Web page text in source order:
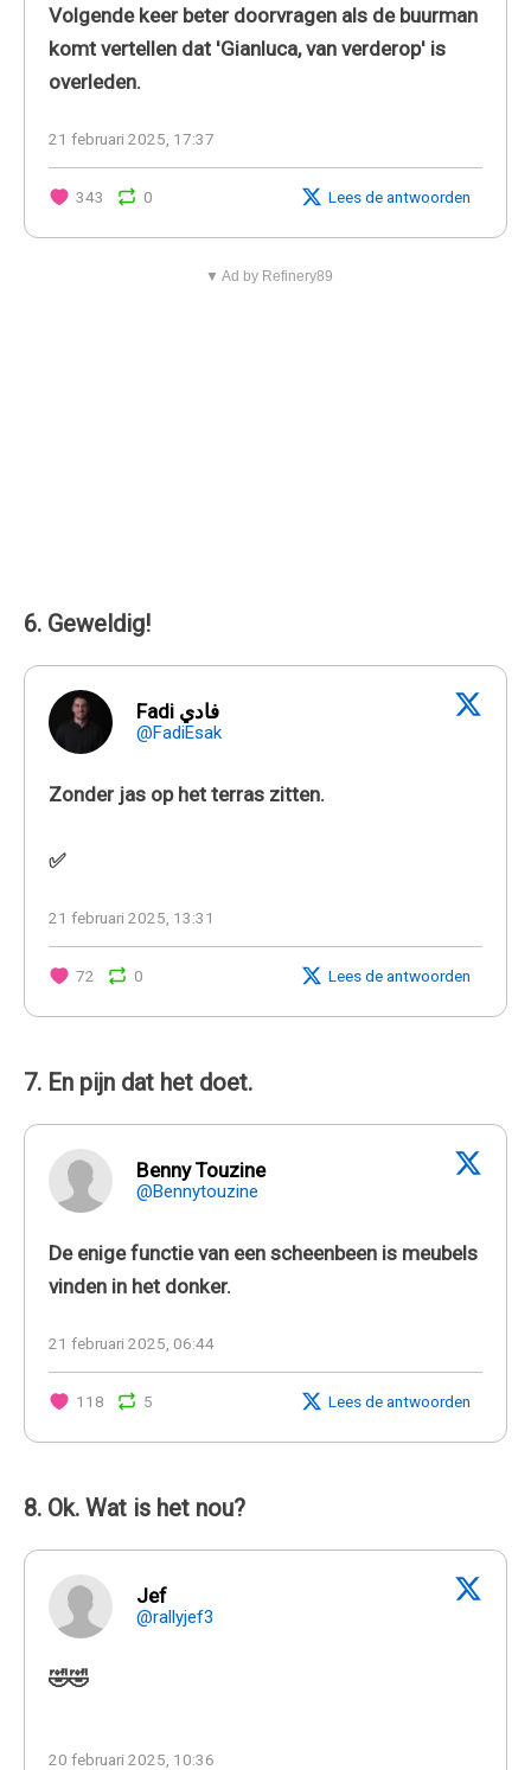
Volgende keer beter doorvragen als de buurman
komt vertellen dat 'Gianluca, van verderop' is
overleden.
21 februari 2025, 17:37
343 0 Lees de antwoorden
▼ Ad by Refinery89
6. Geweldig!
Fadi فادي
@FadiEsak
Zonder jas op het terras zitten.
✅
21 februari 2025, 13:31
72 0 Lees de antwoorden
7. En pijn dat het doet.
Benny Touzine
@Bennytouzine
De enige functie van een scheenbeen is meubels
vinden in het donker.
21 februari 2025, 06:44
118 5 Lees de antwoorden
8. Ok. Wat is het nou?
Jef
@rallyjef3
🤣🤣
20 februari 2025, 10:36